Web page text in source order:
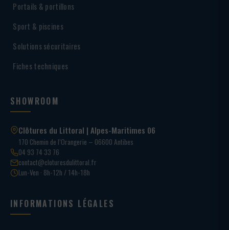
Portails & portillons
Sport & piscines
Solutions sécuritaires
Fiches techniques
SHOWROOM
Clôtures du Littoral | Alpes-Maritimes 06
170 Chemin de l’Orangerie – 06600 Antibes
04 93 74 33 76
contact@cloturesdulittoral.fr
Lun-Ven · 8h-12h / 14h-18h
INFORMATIONS LÉGALES